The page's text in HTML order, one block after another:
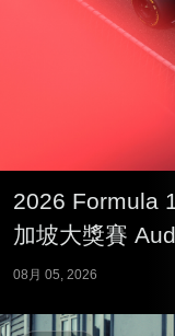
2026 Formula
加坡大獎賽
08月 05, 2026